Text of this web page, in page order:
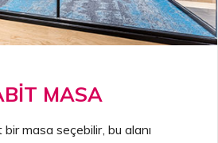
MASA
masa seçebilir, bu alanı